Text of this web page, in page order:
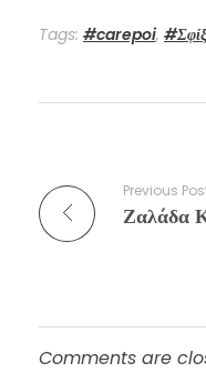
Tags: #carepoi,
Previous
Ζαλάδα
Comments are